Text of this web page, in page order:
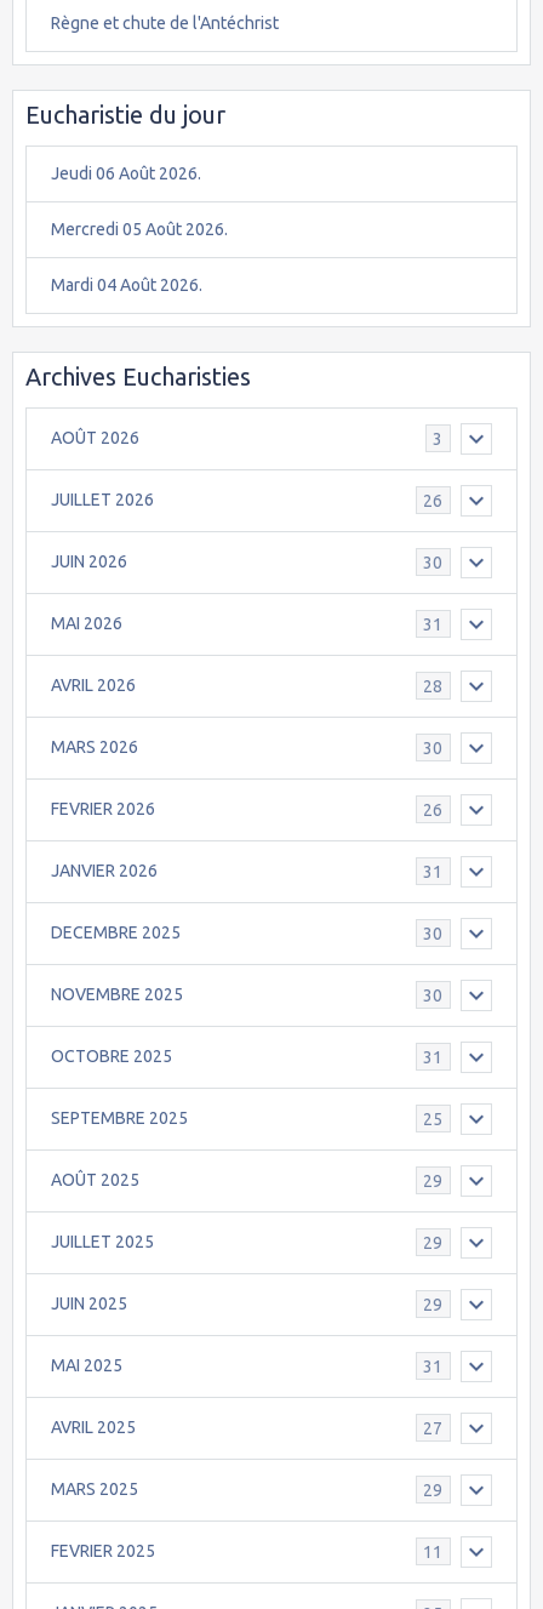
Règne et chute de l'Antéchrist
Eucharistie du jour
Jeudi 06 Août 2026.
Mercredi 05 Août 2026.
Mardi 04 Août 2026.
Archives Eucharisties
AOÛT 2026 3
JUILLET 2026 26
JUIN 2026 30
MAI 2026 31
AVRIL 2026 28
MARS 2026 30
FEVRIER 2026 26
JANVIER 2026 31
DECEMBRE 2025 30
NOVEMBRE 2025 30
OCTOBRE 2025 31
SEPTEMBRE 2025 25
AOÛT 2025 29
JUILLET 2025 29
JUIN 2025 29
MAI 2025 31
AVRIL 2025 27
MARS 2025 29
FEVRIER 2025 11